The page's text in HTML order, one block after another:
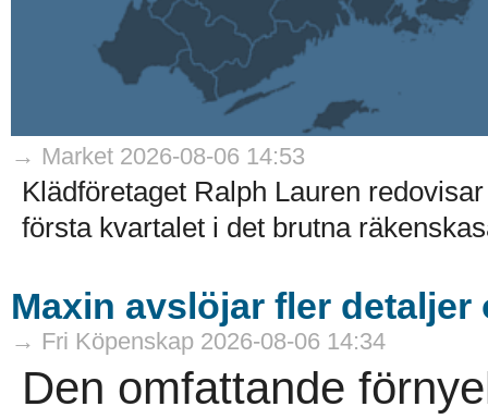
→ Market 2026-08-06 14:53
Klädföretaget Ralph Lauren
första kvartalet i det brutna
Maxin avslöjar fler
→ Fri Köpenskap 2026-08-06 14:34
Den omfattande